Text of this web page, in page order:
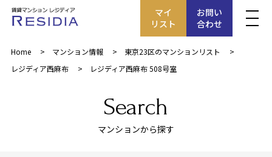
マイ
リスト
お問い
合わせ
Home マンション情報
東京23区のマンションリスト
レジディア西麻布
レジディア西麻布 508号室
Search
マンションから探す